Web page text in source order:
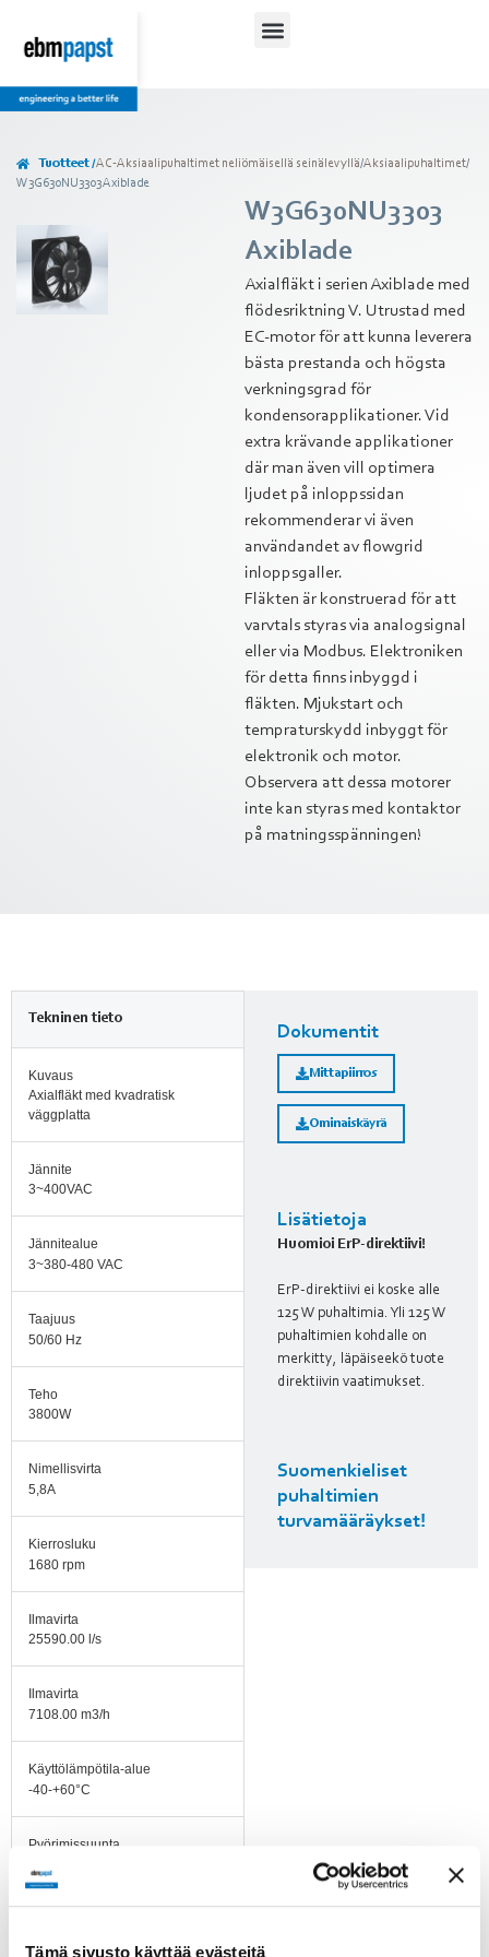
Tämä sivusto käyttää evästeitä
Tuotteet /AC-Aksiaalipuhaltimet neliömäisellä seinälevyllä/Aksiaalipuhaltimet/
W3G630NU3303 Axiblade
W3G630NU3303
Axiblade
Axialfläkt i serien Axiblade med
flödesriktning V. Utrustad med
EC-motor för att kunna leverera
bästa prestanda och högsta
verkningsgrad för
kondensorapplikationer. Vid
extra krävande applikationer
där man även vill optimera
ljudet på inloppssidan
rekommenderar vi även
användandet av flowgrid
inloppsgaller.
Fläkten är konstruerad för att
varvtals styras via analogsignal
eller via Modbus. Elektroniken
för detta finns inbyggd i
fläkten. Mjukstart och
tempraturskydd inbyggt för
elektronik och motor.
Observera att dessa motorer
inte kan styras med kontaktor
på matningsspänningen!
Tekninen tieto
Kuvaus
Axialfläkt med kvadratisk
väggplatta
Jännite
3~400VAC
Jännitealue
3~380-480 VAC
Taajuus
50/60 Hz
Teho
3800W
Nimellisvirta
5,8A
Kierrosluku
1680 rpm
Ilmavirta
25590.00 l/s
Ilmavirta
7108.00 m3/h
Käyttölämpötila-alue
-40-+60°C
Pyörimissuunta
rotorsidan
Dokumentit
Mittapiirros
Ominaiskäyrä
Lisätietoja
Huomioi ErP-direktiivi!
ErP-direktiivi ei koske alle
125 W puhaltimia. Yli 125 W
puhaltimien kohdalle on
merkitty, läpäiseekö tuote
direktiivin vaatimukset.
Suomenkieliset
puhaltimien
turvamääräykset!